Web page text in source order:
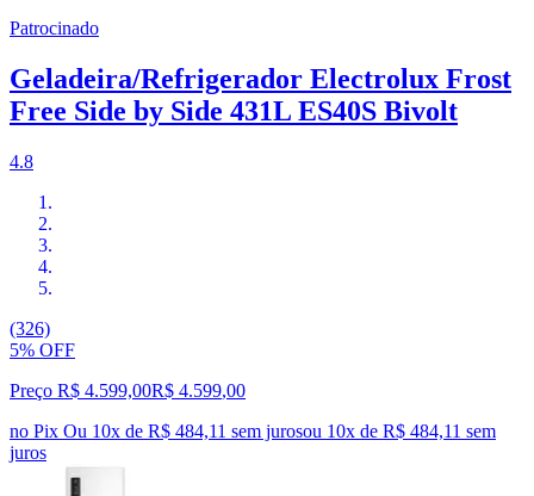
Patrocinado
Geladeira/Refrigerador Electrolux Frost
Free Side by Side 431L ES40S Bivolt
4.8
(326)
5% OFF
Preço R$ 4.599,00R$ 4.599,00
no Pix Ou 10x de R$ 484,11 sem jurosou 10x de R$ 484,11 sem
juros